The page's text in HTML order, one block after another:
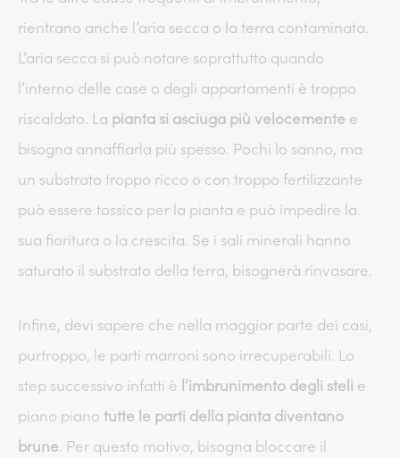
rientrano anche l’aria secca o la terra contaminata.
L’aria secca si può notare soprattutto quando
l’interno delle case o degli appartamenti è troppo
riscaldato. La pianta si asciuga più velocemente e
bisogna annaffiarla più spesso. Pochi lo sanno, ma
un substrato troppo ricco o con troppo fertilizzante
può essere tossico per la pianta e può impedire la
sua fioritura o la crescita. Se i sali minerali hanno
saturato il substrato della terra, bisognerà rinvasare.
Infine, devi sapere che nella maggior parte dei casi,
purtroppo, le parti marroni sono irrecuperabili. Lo
step successivo infatti è l’imbrunimento degli steli e
piano piano tutte le parti della pianta diventano
brune. Per questo motivo, bisogna bloccare il